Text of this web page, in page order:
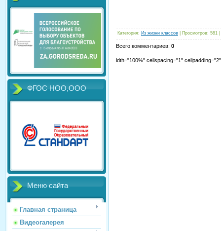
ФГОС НОО,ООО
Меню сайта
Главная страница
Видеогалерея
Категория: Из жизни классов Просмотров: 581
Всего комментариев: 0
idth="100%" cellspacing="1"